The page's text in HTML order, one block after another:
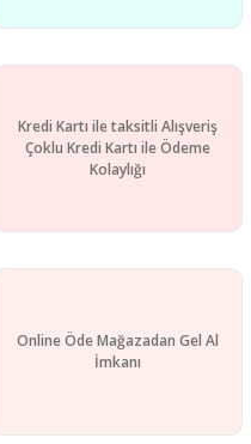
Kredi Kartı ile taksitli Alışveriş
Çoklu Kredi Kartı ile Ödeme
Kolaylığı
Online Öde Mağazadan Gel Al
İmkanı